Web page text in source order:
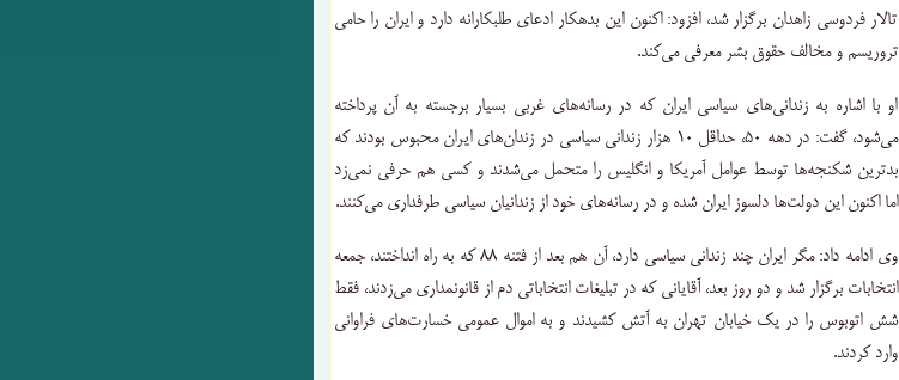
تالار فردوسی زاهدان برگزار شد، افزود: اکنون این بدهکار ادعای طلبکارانه دارد و ایران را حامی
تروریسم و مخالف حقوق بشر معرفی می‌کند.
او با اشاره به زندانی‌های سیاسی ایران که در رسانه‌های غربی بسیار برجسته به آن پرداخته
می‌شود، گفت: در دهه ۵۰، حداقل ۱۰ هزار زندانی سیاسی در زندان‌های ایران محبوس بودند که
بد‌ترین شکنجه‌ها توسط عوامل آمریکا و انگلیس را متحمل می‌شدند و کسی هم حرفی نمی‌زد
اما اکنون این دولت‌ها دلسوز ایران شده و در رسانه‌های خود از زندانیان سیاسی طرفداری می‌کنند.
وی ادامه داد: مگر ایران چند زندانی سیاسی دارد، آن هم بعد از فتنه ۸۸ که به راه انداختند، جمعه
انتخابات برگزار شد و دو روز بعد، آقایانی که در تبلیغات انتخاباتی دم از قانونمداری می‌زدند، فقط
شش اتوبوس را در یک خیابان تهران به آتش کشیدند و به اموال عمومی خسارت‌های فراوانی
وارد کردند.